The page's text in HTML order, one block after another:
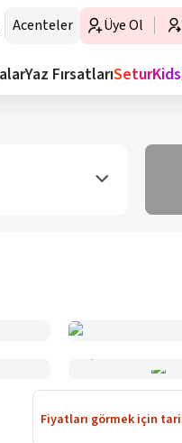
Acenteler Üye Ol
Yaz FırsatlarıSeturKids
Fiyatları görmek için